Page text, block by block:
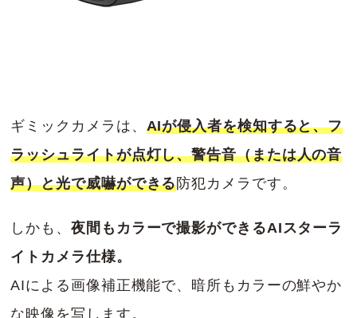
ギミックカメラは、 AIが侵入者を検知すると、フ
ラッシュライトが点灯し、警告音（または人の音
声）と光で威嚇ができる防犯カメラです。
しかも、夜間もカラーで撮影ができるAIスターラ
イトカメラ仕様。
AIによる画像補正機能で、暗所もカラーの鮮やか
な映像を写します。